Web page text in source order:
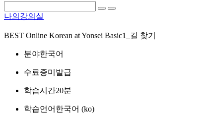
나의강의실
BEST Online Korean at Yonsei Basic1_길 찾기
분야한국어
수료증미발급
학습시간20분
학습언어 한국어 ‎(ko)‎